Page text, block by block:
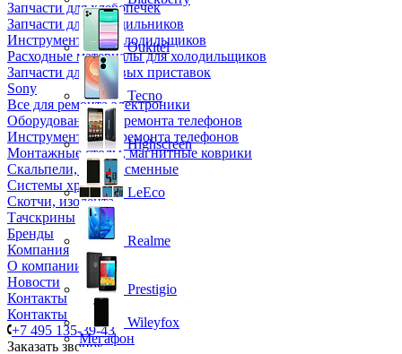
Запчасти для хлебопечек
Запчасти для холодильников
Инструмент для холодильщиков
Расходные материалы для холодильщиков
Запчасти для игровых приставок
Sony
Все для ремонта электроники
Оборудование для ремонта телефонов
Инструменты для ремонта телефонов
Монтажные столы, магнитные коврики
Скальпели, лезвия сменные
Системы хранения
Скотчи, изолента
Тачскрины
Бренды
Компания
О компании
Новости
Контакты
Контакты
+7 495 135-39-43
Заказать звонок
Oukitel
Tecno
Highscreen
LeEco
Realme
Prestigio
Wileyfox
Мегафон